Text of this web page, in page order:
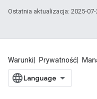
Ostatnia aktualizacja: 2025-07-
Warunki Prywatność